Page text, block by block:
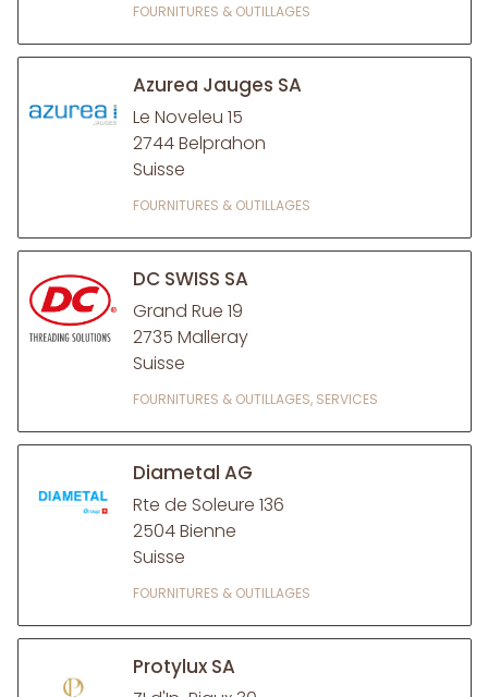
FOURNITURES & OUTILLAGES
Azurea Jauges SA
Le Noveleu 15
2744 Belprahon
Suisse
FOURNITURES & OUTILLAGES
DC SWISS SA
Grand Rue 19
2735 Malleray
Suisse
FOURNITURES & OUTILLAGES, SERVICES
Diametal AG
Rte de Soleure 136
2504 Bienne
Suisse
FOURNITURES & OUTILLAGES
Protylux SA